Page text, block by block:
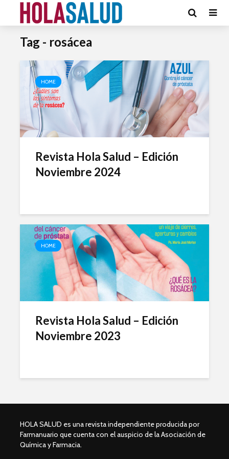
Tag - rosácea
HOME
Revista Hola Salud – Edición
Noviembre 2024
HOME
Revista Hola Salud – Edición
Noviembre 2023
HOLA SALUD es una revista independiente producida por
Farmanuario que cuenta con el auspicio de la Asociación de
Química y Farmacia.